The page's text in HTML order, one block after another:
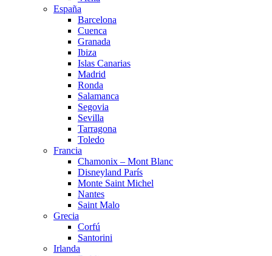
España
Barcelona
Cuenca
Granada
Ibiza
Islas Canarias
Madrid
Ronda
Salamanca
Segovia
Sevilla
Tarragona
Toledo
Francia
Chamonix – Mont Blanc
Disneyland París
Monte Saint Michel
Nantes
Saint Malo
Grecia
Corfú
Santorini
Irlanda